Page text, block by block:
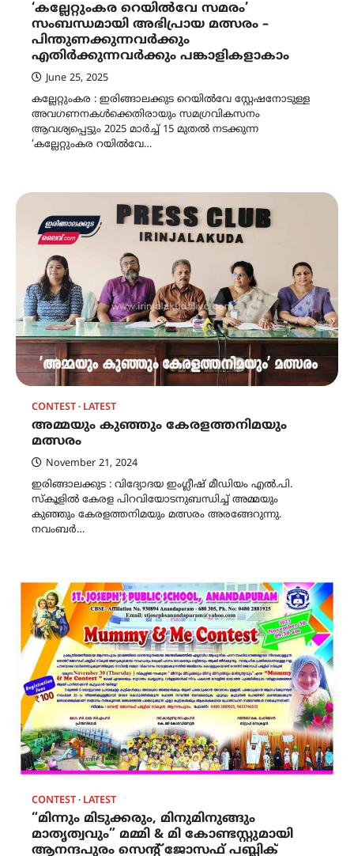
‘കല്ലേറ്റുംകര റെയിൽവേ സമരം’
സംബന്ധമായി അഭിപ്രായ മത്സരം –
പിന്തുണക്കുന്നവർക്കും
എതിർക്കുന്നവർക്കും പങ്കാളികളാകാം
June 25, 2025
കല്ലേറ്റുംകര : ഇരിങ്ങാലക്കുട റെയിൽവേ സ്റ്റേഷനോടുള്ള
അവഗണനകൾക്കെതിരായും സമഗ്രവികസനം
ആവശ്യപ്പെട്ടും 2025 മാർച്ച് 15 മുതൽ നടക്കുന്ന
‘കല്ലേറ്റുംകര റയിൽവേ…
CONTEST LATEST
അമ്മയും കുഞ്ഞും കേരളത്തനിമയും
മത്സരം
November 21, 2024
ഇരിങ്ങാലക്കുട : വിദ്യോദയ ഇംഗ്ലീഷ് മീഡിയം എൽ.പി.
സ്കൂളിൽ കേരള പിറവിയോടനുബന്ധിച്ച് അമ്മയും
കുഞ്ഞും കേരളത്തനിമയും മത്സരം അരങ്ങേറുന്നു.
നവംബർ…
CONTEST LATEST
“മിന്നും മിടുക്കരും, മിനുമിനുങ്ങും
മാതൃത്വവും” മമ്മി & മി കോണ്ടസ്റ്റുമായി
ആനന്ദപുരം സെന്റ് ജോസഫ് പബ്ലിക്